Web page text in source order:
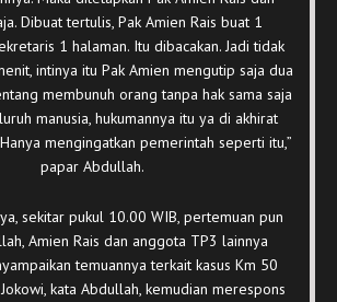
Dibuat tertulis, Pak Amien Rais buat 1
1 halaman. Itu dibacakan. Jadi tidak
intinya itu Pak Amien mengutip saja dua
membunuh orang tanpa hak sama saja
manusia, hukumannya itu ya di akhirat
mengingatkan pemerintah seperti itu,”
papar Abdullah.
sekitar pukul 10.00 WIB, pertemuan pun
Amien Rais dan anggota TP3 lainnya
temuannya terkait kasus Km 50
kata Abdullah, kemudian merespons